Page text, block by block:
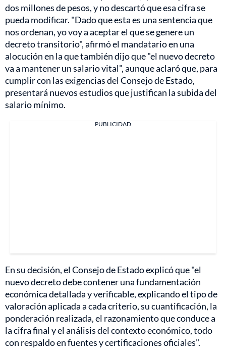
dos millones de pesos, y no descartó que esa cifra se
pueda modificar. "Dado que esta es una sentencia que
nos ordenan, yo voy a aceptar el que se genere un
decreto transitorio", afirmó el mandatario en una
alocución en la que también dijo que "el nuevo decreto
va a mantener un salario vital", aunque aclaró que, para
cumplir con las exigencias del Consejo de Estado,
presentará nuevos estudios que justifican la subida del
salario mínimo.
PUBLICIDAD
En su decisión, el Consejo de Estado explicó que "el
nuevo decreto debe contener una fundamentación
económica detallada y verificable, explicando el tipo de
valoración aplicada a cada criterio, su cuantificación, la
ponderación realizada, el razonamiento que conduce a
la cifra final y el análisis del contexto económico, todo
con respaldo en fuentes y certificaciones oficiales".